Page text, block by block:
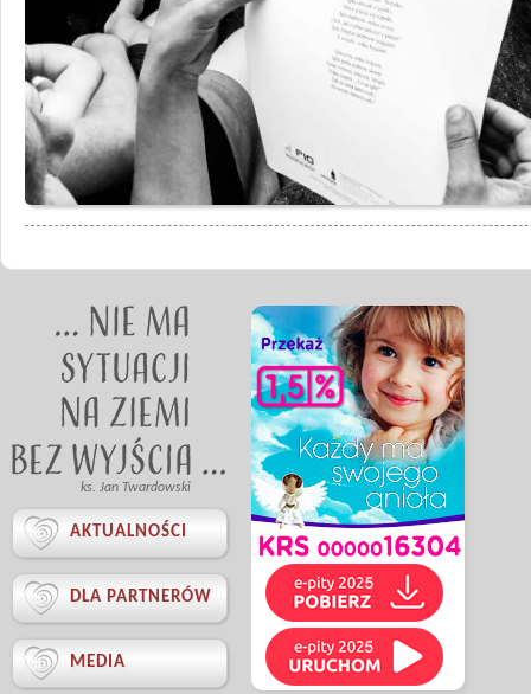
ks. Jan Twardowski
 AKTUALNOŚCI
 DLA PARTNERÓW
 MEDIA